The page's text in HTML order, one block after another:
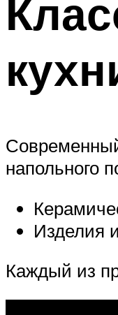
напольного
Изделия
Каждый из